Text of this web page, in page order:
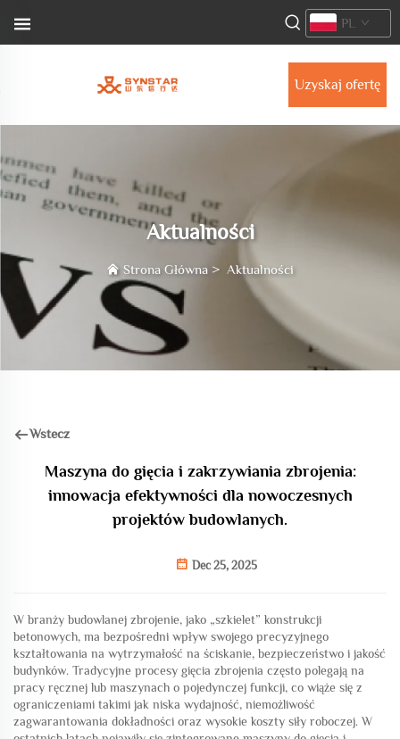
Uzyskaj ofertę
PL
Aktualności
Strona Główna > Aktualności
Wstecz
Maszyna do gięcia i zakrzywiania zbrojenia:
innowacja efektywności dla nowoczesnych
projektów budowlanych.
Dec 25, 2025
W branży budowlanej zbrojenie, jako „szkielet” konstrukcji
betonowych, ma bezpośredni wpływ swojego precyzyjnego
kształtowania na wytrzymałość na ściskanie, bezpieczeństwo i jakość
budynków. Tradycyjne procesy gięcia zbrojenia często polegają na
pracy ręcznej lub maszynach o pojedynczej funkcji, co wiąże się z
ograniczeniami takimi jak niska wydajność, niemożliwość
zagwarantowania dokładności oraz wysokie koszty siły roboczej. W